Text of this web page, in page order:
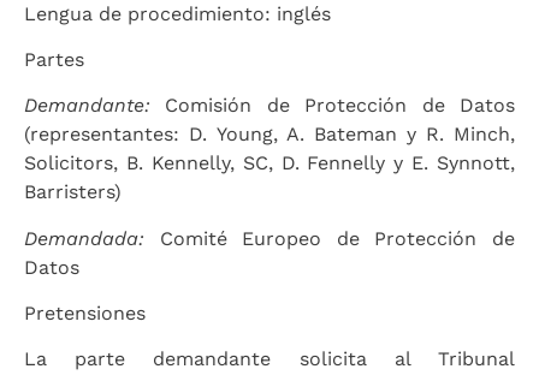
Lengua de procedimiento: inglés
Partes
Demandante: Comisión de Protección de Datos
(representantes: D. Young, A. Bateman y R. Minch,
Solicitors, B. Kennelly, SC, D. Fennelly y E. Synnott,
Barristers)
Demandada: Comité Europeo de Protección de
Datos
Pretensiones
La parte demandante solicita al Tribunal